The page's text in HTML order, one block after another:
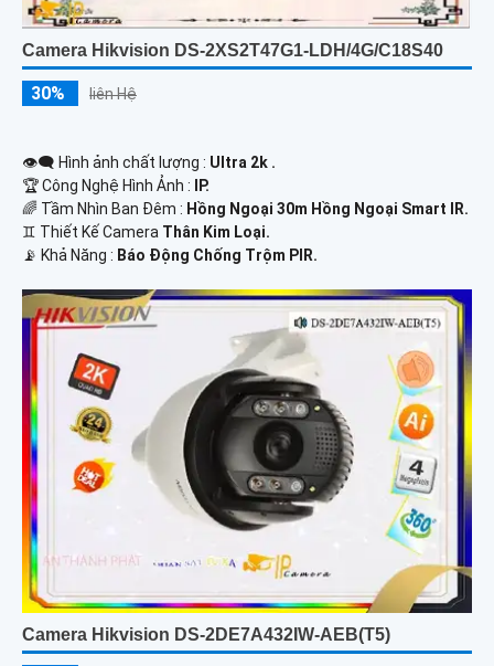
Camera Hikvision DS-2XS2T47G1-LDH/4G/C18S40
30% liên Hệ
👁️‍🗨 Hình ảnh chất lượng : Ultra 2k .
🏆 Công Nghệ Hình Ảnh : IP.
🌈 Tầm Nhìn Ban Đêm : Hồng Ngoại 30m Hồng Ngoại Smart IR.
♊ Thiết Kế Camera Thân Kim Loại.
️📡 Khả Năng : Báo Động Chống Trộm PIR.
Camera Hikvision DS-2DE7A432IW-AEB(T5)